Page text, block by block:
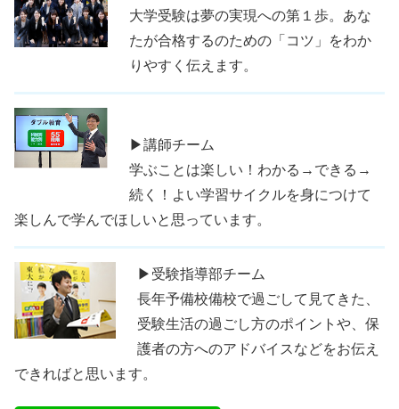
大学受験は夢の実現への第１歩。あな
たが合格するのための「コツ」をわか
りやすく伝えます。
▶講師チーム
学ぶことは楽しい！わかる→できる→
続く！よい学習サイクルを身につけて
楽しんで学んでほしいと思っています。
▶受験指導部チーム
長年予備校備校で過ごして見てきた、
受験生活の過ごし方のポイントや、保
護者の方へのアドバイスなどをお伝え
できればと思います。